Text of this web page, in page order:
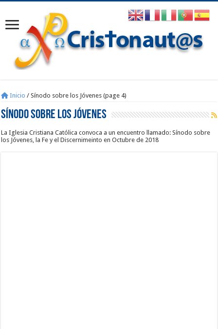
Inicio / Sínodo sobre los Jóvenes (page 4)
Sínodo sobre los Jóvenes
La Iglesia Cristiana Católica convoca a un encuentro llamado: Sínodo sobre
los Jóvenes, la Fe y el Discernimeinto en Octubre de 2018